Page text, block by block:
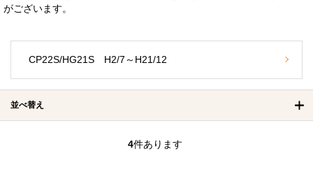
がございます。
CP22S/HG21S H2/7～H21/12
並べ替え
4件あります